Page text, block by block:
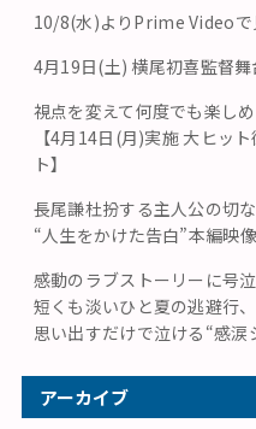
10/8(水)よりPrime Videoで
4月19日(土) 横尾初喜監督
視点を変えて何度でも楽しめ
【4月14日(月)実施 大ヒッ
ト】
長尾謙杜扮する主人公の切
“人生をかけた告白”本編映像
感動のラブストーリーに号
短くも淡いひと夏の逃避行
思い出すだけで泣ける“感涙
アーカイブ